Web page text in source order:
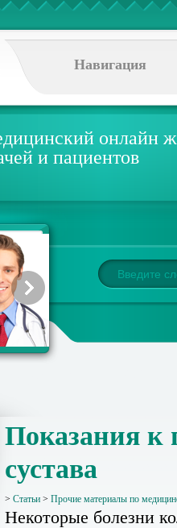
Навигация
онлайн
и пациентов
Показания к
сустава
> Статьи > Прочие материалы по
Некоторые болезни